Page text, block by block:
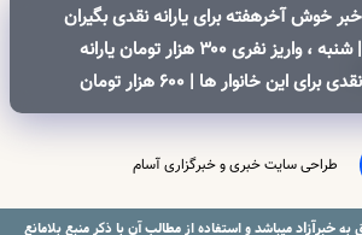
خبر خوش آخرهفته برای یارانه نقدی بگیران
| شنبه ، واریز نفری ۳۰۰ هزار تومان یارانه
نقدی برای این خانوار ها | ۶۰۰ هزار تومان
کالابرگ برای خانوارهای دارای فرزند
طراحی سایت خبری و خبرگزاری آسام
بهخبرآزادمیباشد و استفاده از مطالب آن با ذکر منبع بلامانع